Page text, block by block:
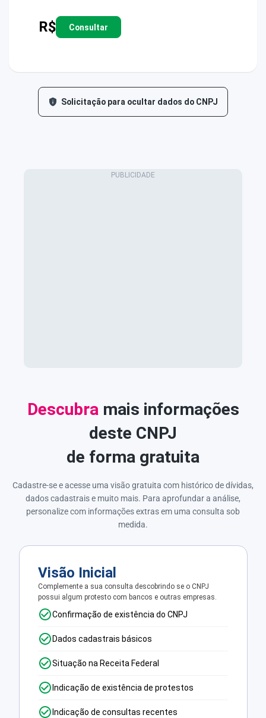
R$ Consultar
Solicitação para ocultar dados do CNPJ
Descubra mais informações
deste CNPJ
de forma gratuita
Cadastre-se e acesse uma visão gratuita com histórico de dívidas,
dados cadastrais e muito mais. Para aprofundar a análise,
personalize com informações extras em uma consulta sob
medida.
Visão Inicial
Complemente a sua consulta descobrindo se o CNPJ
possui algum protesto com bancos e outras empresas.
Confirmação de existência do CNPJ
Dados cadastrais básicos
Situação na Receita Federal
Indicação de existência de protestos
Indicação de consultas recentes